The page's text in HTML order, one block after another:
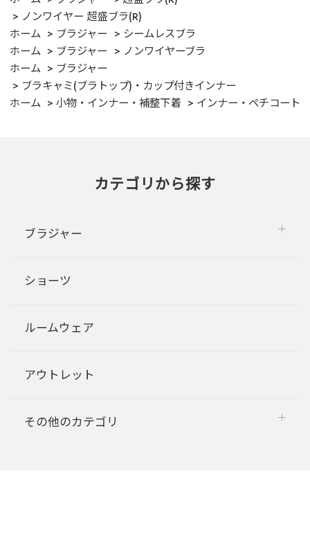
ノンワイヤー 超盛ブラ(R)
ホーム
ブラジャー
シームレスブラ
ホーム
ブラジャー
ノンワイヤーブラ
ホーム
ブラジャー
ブラキャミ(ブラトップ)・カップ付きインナー
ホーム
小物・インナー・補整下着 インナー・ペチコート
カテゴリから探す
ブラジャー
ショーツ
ルームウェア
アウトレット
その他のカテゴリ